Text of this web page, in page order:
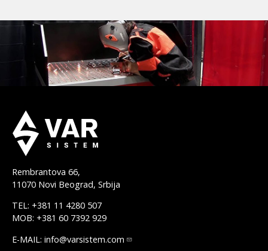
Rembrantova 66,
11070 Novi Beograd, Srbija
TEL: +381 11 4280 507
MOB: +381 60 7392 929
E-MAIL: info@varsistem.com